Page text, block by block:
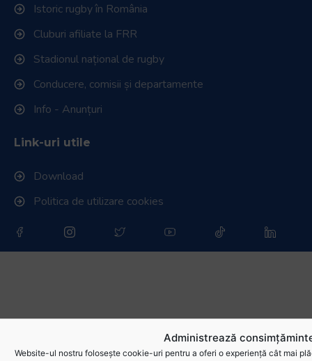
Administrează
Website-ul nostru folosește cookie-uri pentru a oferi o experiență cât mai
Istoric rugby în România
Cluburi afiliate la FRR
Stadionul național de rugby
Conducere, comisii și departamente
Info - Anunțuri
Link-uri utile
Download
Politica de utilizare cookies